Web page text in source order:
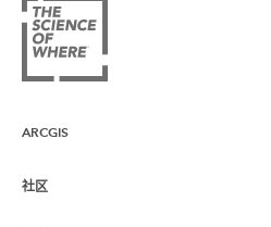
ARCGIS
ArcGIS 概览
社区